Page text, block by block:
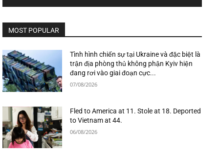
MOST POPULAR
Tình hình chiến sự tại Ukraine và đặc biệt là
trận địa phòng thủ không phận Kyiv hiện
đang rơi vào giai đoạn cực...
07/08/2026
Fled to America at 11. Stole at 18. Deported
to Vietnam at 44.
06/08/2026